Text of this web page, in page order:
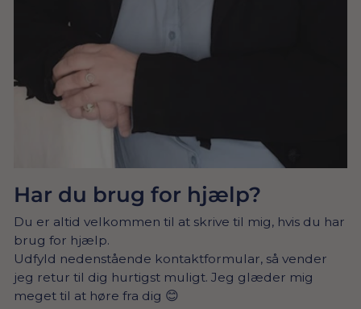
Har du brug for hjælp?
Du er altid velkommen til at skrive til mig, hvis du har
brug for hjælp.
Udfyld nedenstående kontaktformular, så vender
jeg retur til dig hurtigst muligt. Jeg glæder mig
meget til at høre fra dig 😊